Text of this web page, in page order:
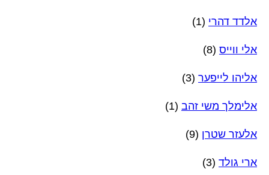
אלדד דהרי (1)
אלי ווייס (8)
אליהו לייפער (3)
אלימלך משי זהב (1)
אלעזר שטרן (9)
ארי גולד (3)